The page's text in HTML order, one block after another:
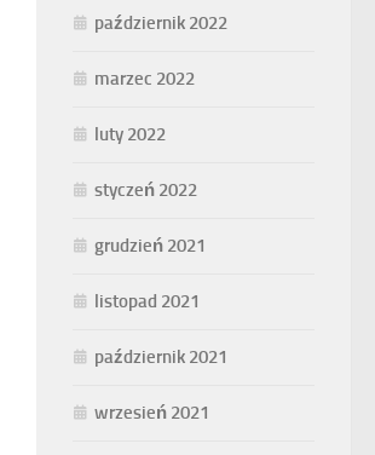
październik 2022
marzec 2022
luty 2022
styczeń 2022
grudzień 2021
listopad 2021
październik 2021
wrzesień 2021